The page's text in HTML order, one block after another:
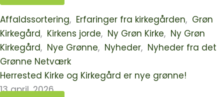
Affaldssortering, Erfaringer fra kirkegården, Grøn
Kirkegård, Kirkens jorde, Ny Grøn Kirke, Ny Grøn
Kirkegård, Nye Grønne, Nyheder, Nyheder fra det
Grønne Netværk
Herrested Kirke og Kirkegård er nye grønne!
13 april, 2026